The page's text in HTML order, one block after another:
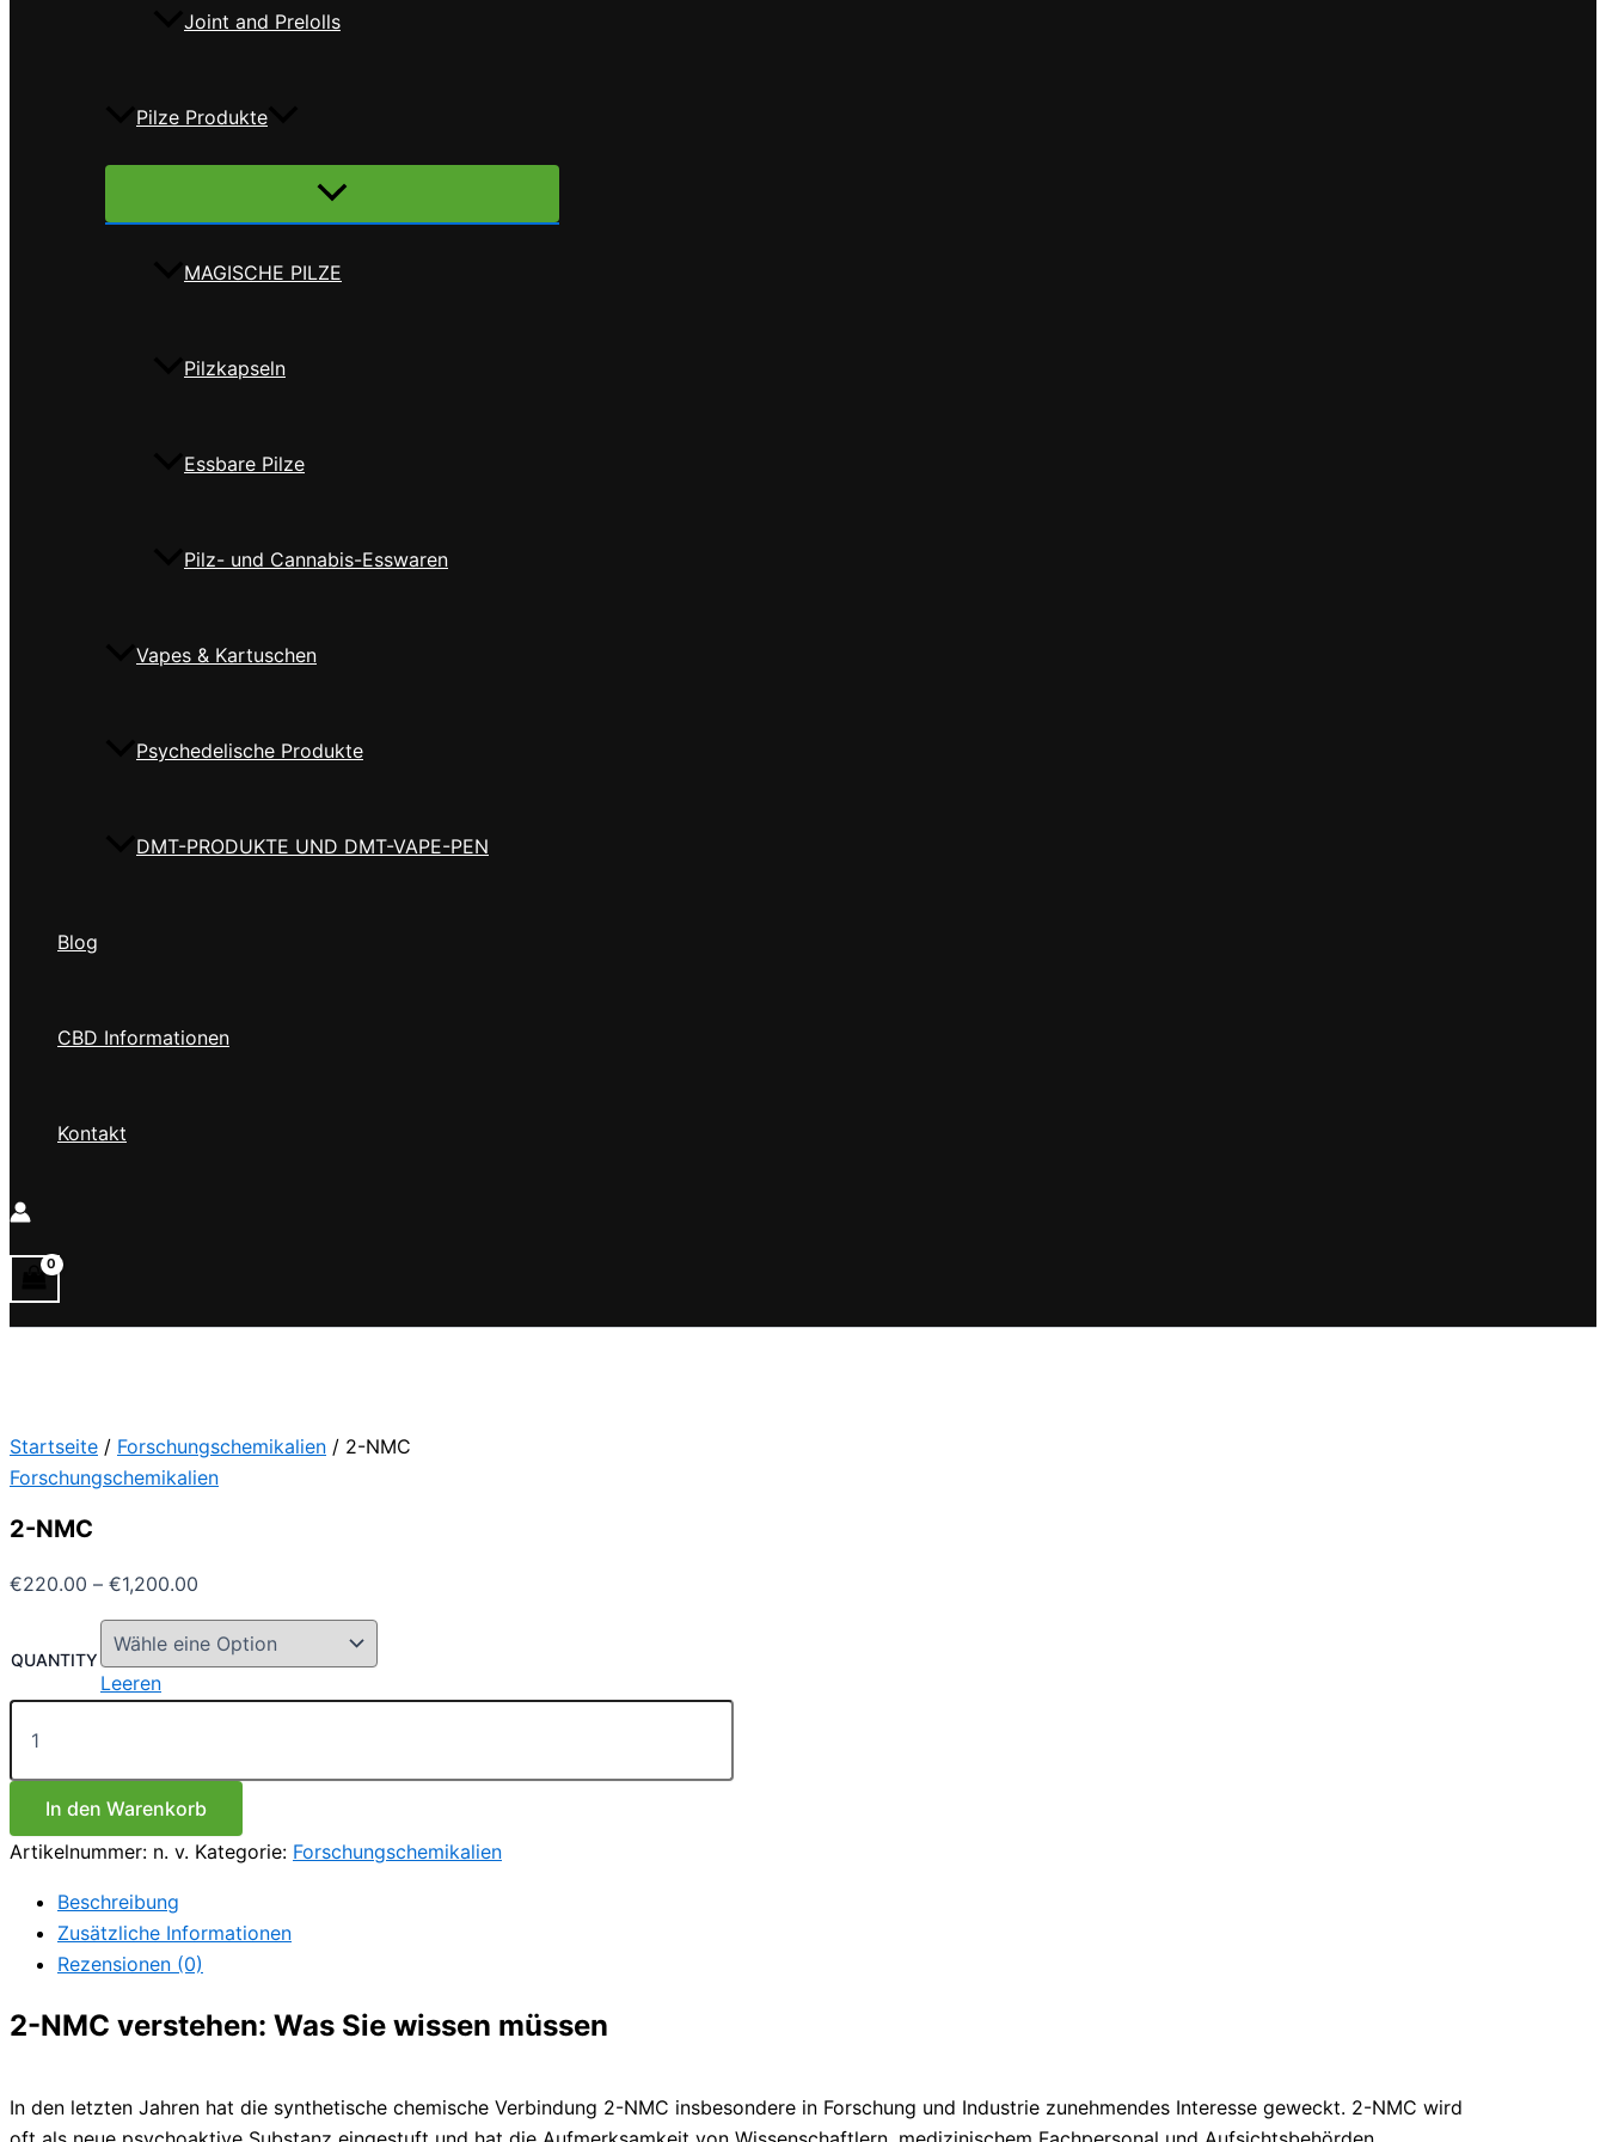
Joint and Prelolls
Pilze Produkte
Menü
MAGISCHE PILZE
Pilzkapseln
Essbare Pilze
Pilz- und Cannabis-Esswaren
Vapes & Kartuschen
Psychedelische Produkte
DMT-PRODUKTE UND DMT-VAPE-PEN
Blog
CBD Informationen
Kontakt
Startseite / Forschungschemikalien / 2-NMC
Forschungschemikalien
2-NMC
€220.00 – €1,200.00
bis
€1,200.00
QUANTITY
Leeren
2-
NMC
In den Warenkorb
Artikelnummer: n. v. Kategorie: Forschungschemikalien
Beschreibung
Zusätzliche Informationen
Rezensionen (0)
2-NMC verstehen: Was Sie wissen müssen
In den letzten Jahren hat die synthetische chemische Verbindung 2-NMC insbesondere in Forschung und Industrie zunehmendes Interesse geweckt. 2-NMC wird